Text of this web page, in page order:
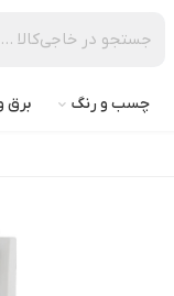
چسب و رنگ برق